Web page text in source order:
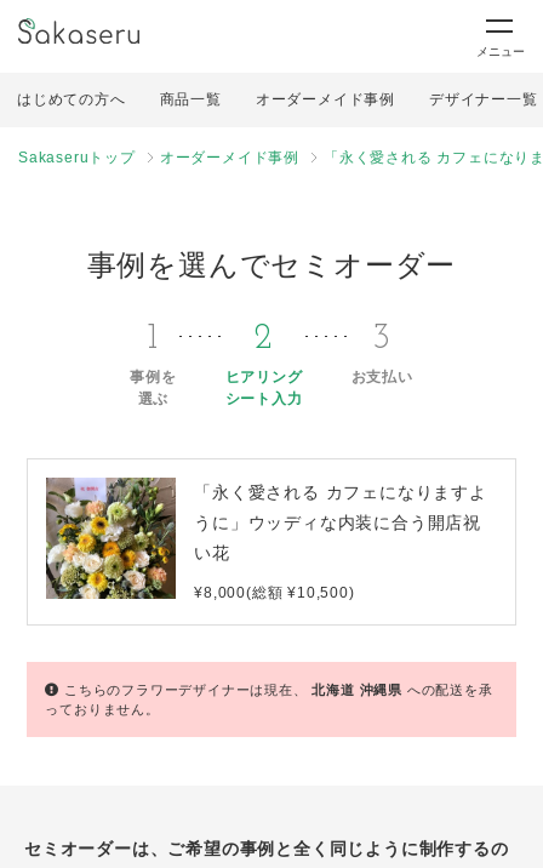
メニュー
はじめての方へ 商品一覧 オーダーメイド事例 デザイナー一覧
Sakaseruトップ オーダーメイド事例 「永く愛される カフェになり
事例を選んでセミオーダー
1
事例を
選ぶ
2
ヒアリング
シート入力
3
お支払い
「永く愛される カフェになりますよ
うに」ウッディな内装に合う開店祝
い花
¥8,000(総額 ¥10,500)
こちらのフラワーデザイナーは現在、北海道 沖縄県 への配送を承
っておりません。
セミオーダーは、ご希望の事例と全く同じように制作するの